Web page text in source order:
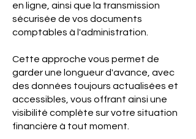
en ligne, ainsi que la transmission
sécurisée de vos documents
comptables à l'administration.
Cette approche vous permet de
garder une longueur d'avance, avec
des données toujours actualisées et
accessibles, vous offrant ainsi une
visibilité complète sur votre situation
financière à tout moment.